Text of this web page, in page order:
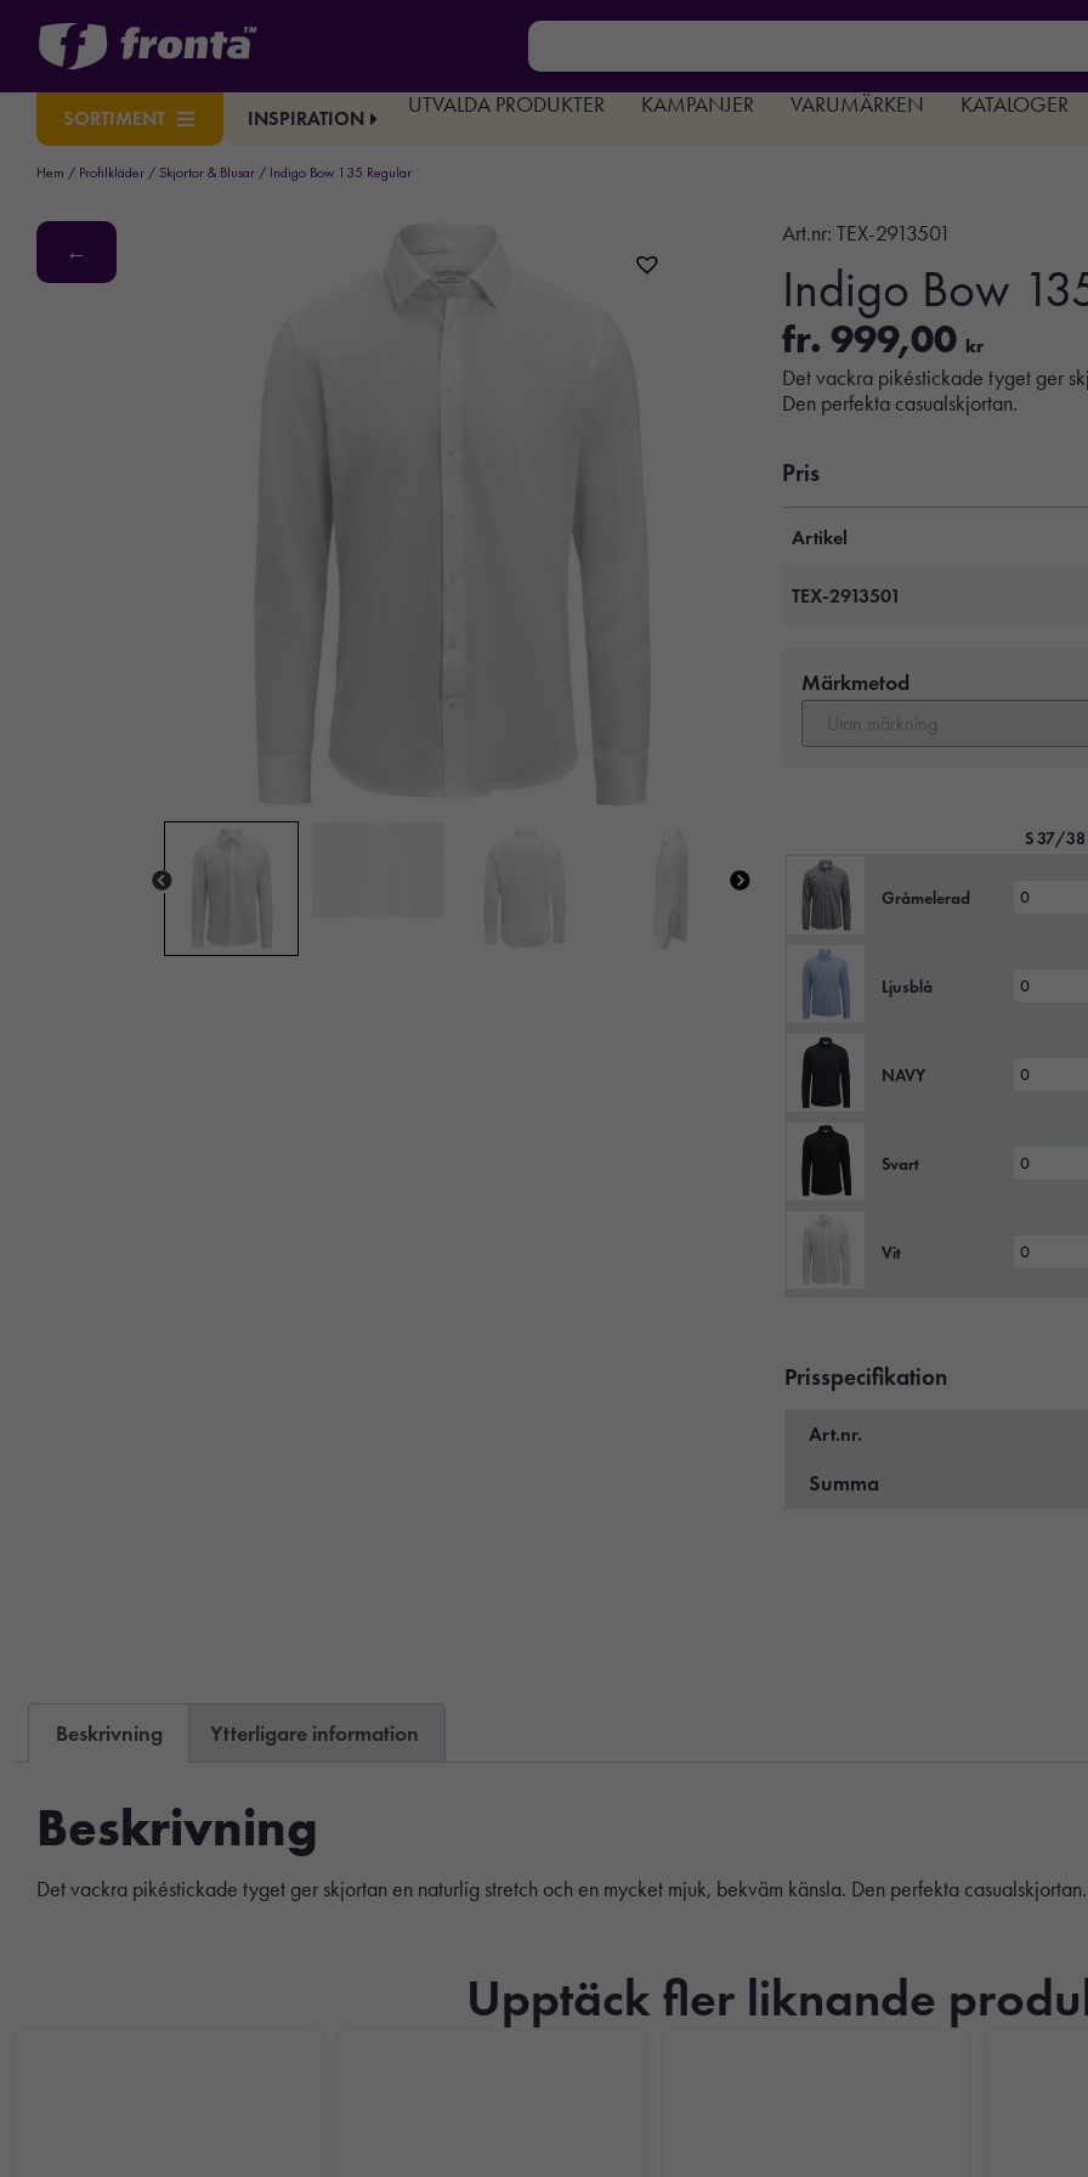
SORTIMENT INSPIRATION
UTVALDA PRODUKTER KAMPANJER VARUMÄRKEN KATALOGER
Hem / Profilkläder / Skjortor & Blusar / Indigo Bow 135 Regular
←
Art.nr: TEX-2913501
Indigo Bow
fr. 999,00 kr
Det vackra pikéstickade tyget ger
Den perfekta casualskjortan.
Pris
Artikel
TEX-2913501
Märkmetod
S 37/38
Gråmelerad
Ljusblå
NAVY
Svart
Vit
Prisspecifikation
Art.nr.
Summa
Beskrivning Ytterligare information
Beskrivning
Det vackra pikéstickade tyget ger skjortan en naturlig stretch och en mycket mjuk, bekväm känsla. Den perfekta casualskjortan.
Upptäck fler liknande